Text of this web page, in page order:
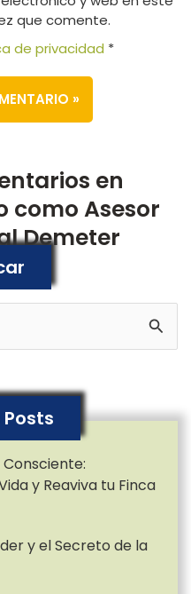
que comente.
de privacidad *
en
como Asesor
Demeter
y Reaviva tu Finca
y el Secreto de la